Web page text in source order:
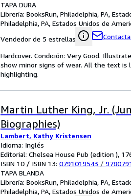
TAPA DURA
Librería: BooksRun, Philadelphia, PA,
Philadelphia, PA, Estados Unidos de
Vendedor de 5 estrellas
Hardcover. Condición: Very Good.
show minor signs of wear. All the text is
highlighting.
Martin Luther King, Jr.
Biographies)
Lambert, Kathy Kristensen
Idioma: Inglés
Editorial: Chelsea House Pub (edition ),
ISBN 10 / ISBN 13: 0791019543 /
TAPA BLANDA
Librería: BooksRun, Philadelphia, PA,
Philadelphia, PA, Estados Unidos de